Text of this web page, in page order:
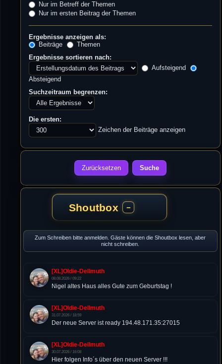
Nur im Betreff der Themen
Nur im ersten Beitrag der Themen
Ergebnisse anzeigen als:
Beiträge
Themen
Ergebnisse sortieren nach:
Aufsteigend
Absteigend
Suchzeitraum begrenzen:
Die ersten:
Zeichen der Beiträge anzeigen
Shoutbox −
Zum Schreiben bitte anmelden. Gäste können die Shoutbox lesen, aber
nicht schreiben.
[XL]Oldie-Dellmuth
08.08.2026 / 09:22
Nigel altes Haus alles Gute zum Geburtstag !
[XL]Oldie-Dellmuth
31.07.2026 / 18:59
Der neue Server ist ready 194.48.171.35:27015
[XL]Oldie-Dellmuth
30.07.2026 / 16:08
Hier folgen Info´s über den neuen Server !!!